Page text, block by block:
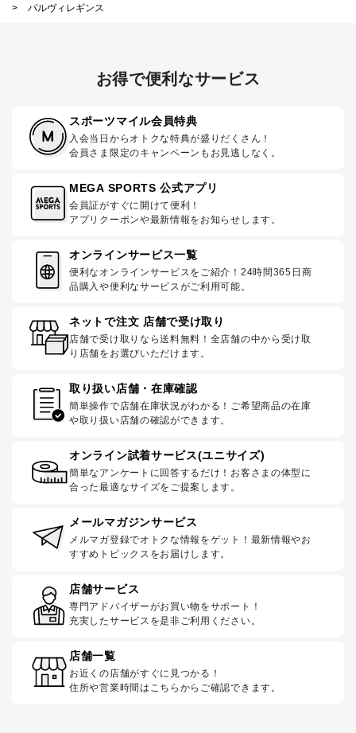
>
パルヴィレギンス
お得で便利なサービス
スポーツマイル会員特典
入会当日からオトクな特典が盛りだくさん！
会員さま限定のキャンペーンもお見逃しなく。
MEGA SPORTS 公式アプリ
会員証がすぐに開けて便利！
アプリクーポンや最新情報をお知らせします。
オンラインサービス一覧
便利なオンラインサービスをご紹介！24時間365日商
品購入や便利なサービスがご利用可能。
ネットで注文 店舗で受け取り
店舗で受け取りなら送料無料！全店舗の中から受け取
り店舗をお選びいただけます。
取り扱い店舗・在庫確認
簡単操作で店舗在庫状況がわかる！ご希望商品の在庫
や取り扱い店舗の確認ができます。
オンライン試着サービス(ユニサイズ)
簡単なアンケートに回答するだけ！お客さまの体型に
合った最適なサイズをご提案します。
メールマガジンサービス
メルマガ登録でオトクな情報をゲット！最新情報やお
すすめトピックスをお届けします。
店舗サービス
専門アドバイザーがお買い物をサポート！
充実したサービスを是非ご利用ください。
店舗一覧
お近くの店舗がすぐに見つかる！
住所や営業時間はこちらからご確認できます。